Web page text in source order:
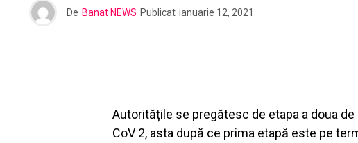
De Banat NEWS Publicat ianuarie 12, 2021
Autoritățile se pregătesc de etapa a doua
CoV 2, asta după ce prima etapă este pe